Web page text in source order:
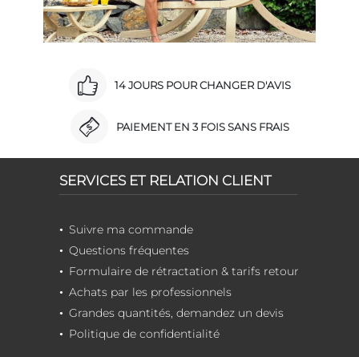
14 JOURS POUR CHANGER D'AVIS
PAIEMENT EN 3 FOIS SANS FRAIS
SERVICES ET RELATION CLIENT
Suivre ma commande
Questions fréquentes
Formulaire de rétractation & tarifs retour
Achats par les professionnels
Grandes quantités, demandez un devis
Politique de confidentialité